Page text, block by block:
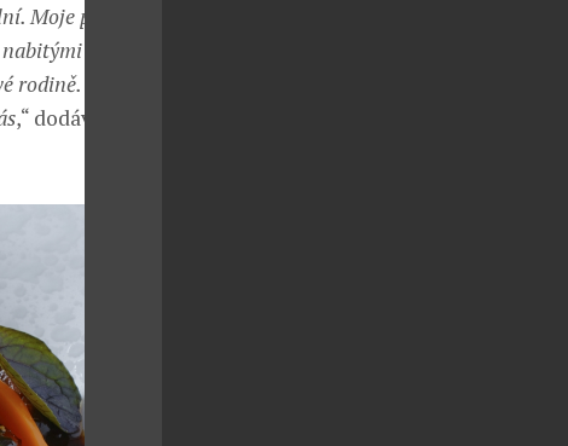
Moje pokrmy
Právě
,“ dodává s